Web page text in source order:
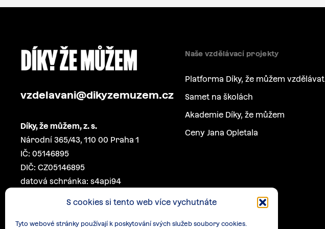
S cookies si tento web více vychutnáte
Tyto webové stránky používají k poskytování svých služeb soubory cookies.
vzdelavani@dikyzemuzem.cz
Díky, že můžem, z. s.
Národní 365/43, 110 00 Praha 1
IČ: 05146895
DIČ: CZ05146895
datová schránka: s4api94
Naše vzdělávací projekty
Platforma Díky, že můžem vzdělávat
Samet na školách
Akademie Díky, že můžem
Ceny Jana Opletala